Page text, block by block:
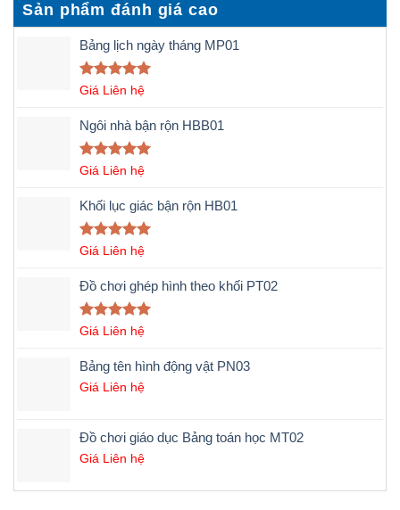
Sản phẩm đánh giá cao
Bảng lịch ngày tháng MP01
Được xếp
5 sao
Giá Liên hệ
Ngôi nhà bận rộn HBB01
Được xếp
5 sao
Giá Liên hệ
Khối lục giác bận rộn HB01
Được xếp
5 sao
Giá Liên hệ
Đồ chơi ghép hình theo khối PT02
Được xếp
5 sao
Giá Liên hệ
Bảng tên hình động vật PN03
Giá Liên hệ
Đồ chơi giáo dục Bảng toán học MT02
Giá Liên hệ